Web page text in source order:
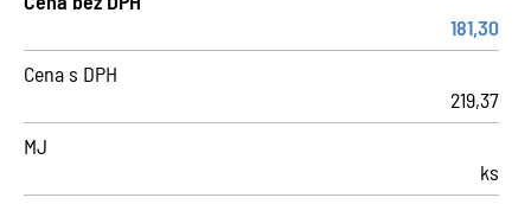
181,30
Cena s DPH
219,37
MJ
ks